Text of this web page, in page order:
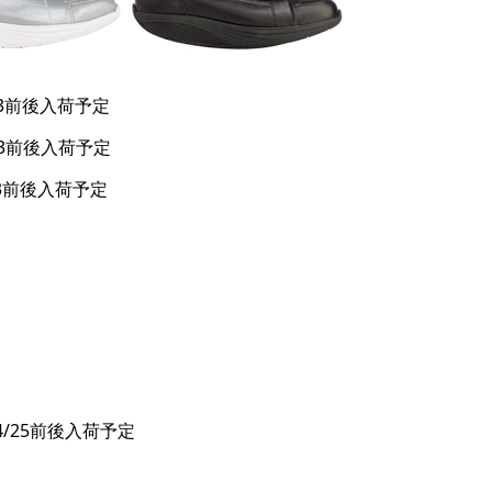
後入荷予定
後入荷予定
後入荷予定
25前後入荷予定